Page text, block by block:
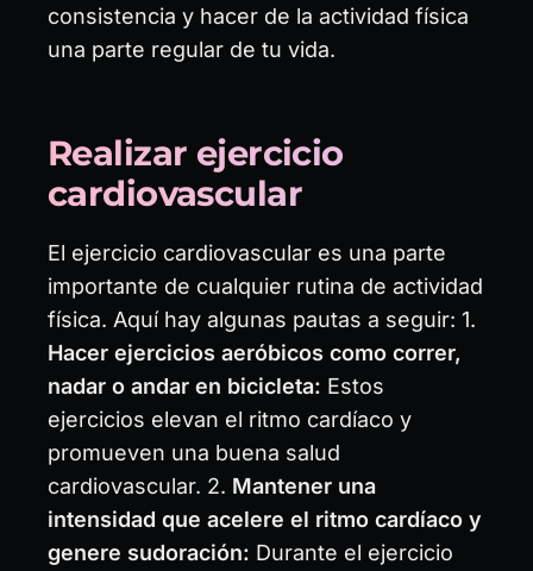
consistencia y hacer de la actividad física
una parte regular de tu vida.
Realizar ejercicio
cardiovascular
El ejercicio cardiovascular es una parte
importante de cualquier rutina de actividad
física. Aquí hay algunas pautas a seguir: 1.
Hacer ejercicios aeróbicos como correr,
nadar o andar en bicicleta: Estos
ejercicios elevan el ritmo cardíaco y
promueven una buena salud
cardiovascular. 2. Mantener una
intensidad que acelere el ritmo cardíaco y
genere sudoración: Durante el ejercicio